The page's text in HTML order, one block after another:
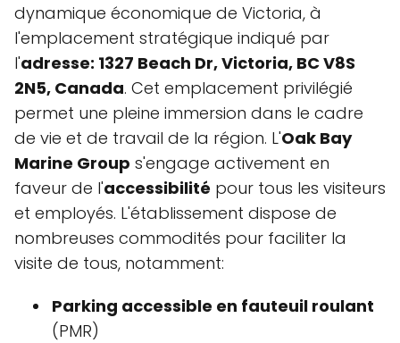
dynamique économique de Victoria, à
l'emplacement stratégique indiqué par
l'adresse: 1327 Beach Dr, Victoria, BC V8S
2N5, Canada. Cet emplacement privilégié
permet une pleine immersion dans le cadre
de vie et de travail de la région. L'Oak Bay
Marine Group s'engage activement en
faveur de l'accessibilité pour tous les visiteurs
et employés. L'établissement dispose de
nombreuses commodités pour faciliter la
visite de tous, notamment:
Parking accessible en fauteuil roulant
(PMR)